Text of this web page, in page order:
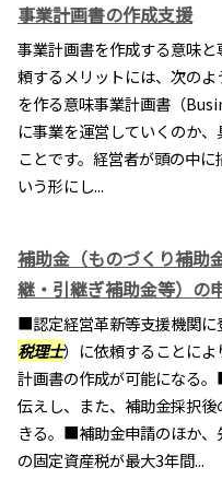
事業計画書の作成支援
事業計画書を作成する意味と
頼するメリットには、次の
を作る意味事業計画書（
に事業を運営していくのか
ことです。経営者が頭の中
いう形にし...
補助金（ものづくり補助
継・引継ぎ補助金等）の
■認定経営革新等支援機関に
税理士）に依頼することに
計画書の作成が可能になる
伝えし、また、補助金採択
きる。■補助金申請のほか
の固定資産税が最大3年間...